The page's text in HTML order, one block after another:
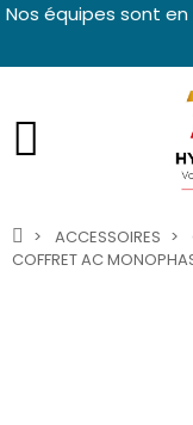
Nos équipes sont
ACCESSOIRES
COFFRET AC